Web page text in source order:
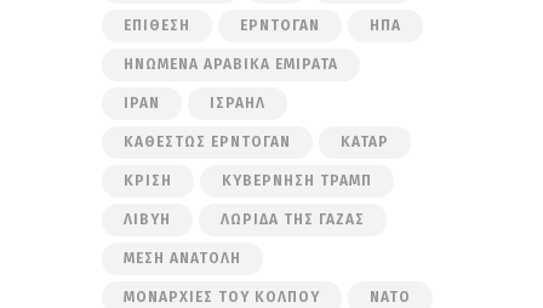
ΕΠΊΘΕΣΗ ΕΡΝΤΟΓΆΝ ΗΠΑ
ΗΝΩΜΈΝΑ ΑΡΑΒΙΚΆ ΕΜΙΡΆΤΑ
ΙΡΆΝ ΙΣΡΑΉΛ
ΚΑΘΕΣΤΏΣ ΕΡΝΤΟΓΆΝ ΚΑΤΆΡ
ΚΡΊΣΗ ΚΥΒΈΡΝΗΣΗ ΤΡΑΜΠ
ΛΙΒΎΗ ΛΩΡΊΔΑ ΤΗΣ ΓΆΖΑΣ
ΜΈΣΗ ΑΝΑΤΟΛΉ
ΜΟΝΑΡΧΊΕΣ ΤΟΥ ΚΌΛΠΟΥ ΝΑΤΟ